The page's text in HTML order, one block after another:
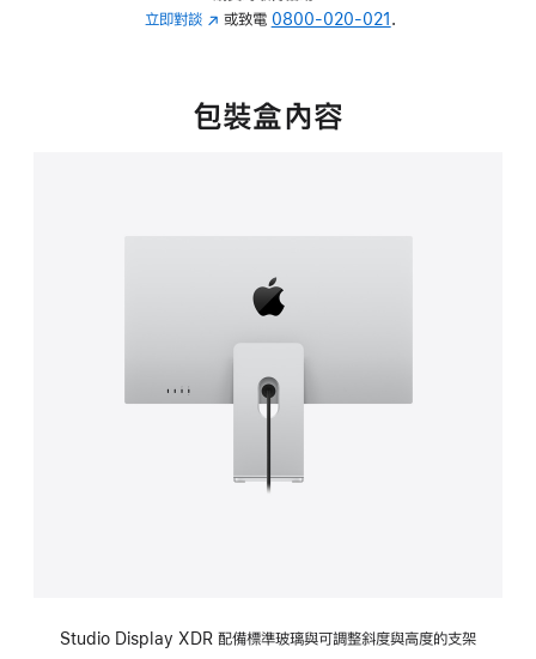
付
款)
立即對談 (以
開
或致電 0800-020-021
包裝盒內容
Studio Display XDR 配備標準玻璃與可調整斜度與高度的支架